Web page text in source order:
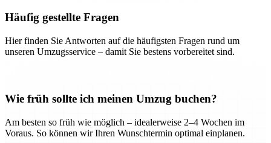
Häufig gestellte Fragen
Hier finden Sie Antworten auf die häufigsten Fragen rund um
unseren Umzugsservice – damit Sie bestens vorbereitet sind.
Wie früh sollte ich meinen Umzug buchen?
Am besten so früh wie möglich – idealerweise 2–4 Wochen im
Voraus. So können wir Ihren Wunschtermin optimal einplanen.